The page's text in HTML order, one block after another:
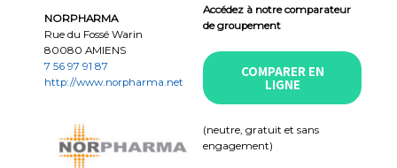
NORPHARMA
Rue du Fossé Warin
80080 AMIENS
7 56 97 91 87
http://www.norpharma.net
Accédez à notre comparateur
de groupement
COMPARER EN
LIGNE
(neutre, gratuit et sans
engagement)